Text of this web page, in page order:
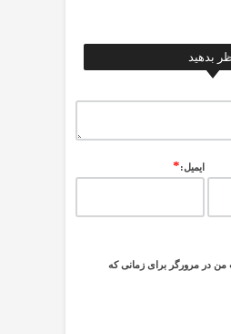
بدهید
ایمیل:*
من در مرورگر برای زمانی که